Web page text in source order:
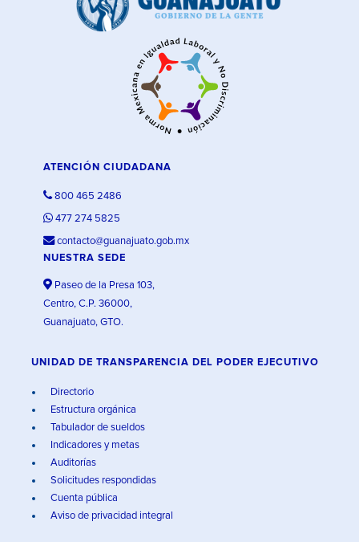
ATENCIÓN CIUDADANA
800 465 2486
477 274 5825
contacto@guanajuato.gob.mx
NUESTRA SEDE
Paseo de la Presa 103,
Centro, C.P. 36000,
Guanajuato, GTO.
UNIDAD DE TRANSPARENCIA DEL PODER EJECUTIVO
Directorio
Estructura orgánica
Tabulador de sueldos
Indicadores y metas
Auditorías
Solicitudes respondidas
Cuenta pública
Aviso de privacidad integral